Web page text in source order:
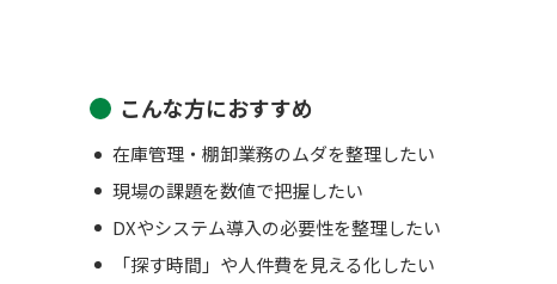
こんな方におすすめ
在庫管理・棚卸業務のムダを整理したい
現場の課題を数値で把握したい
DXやシステム導入の必要性を整理したい
「探す時間」や人件費を見える化したい